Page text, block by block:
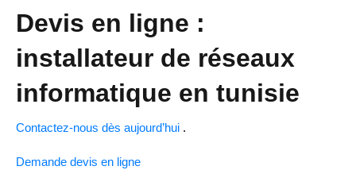
Devis en ligne :
installateur de réseaux
informatique en tunisie
Contactez-nous dès aujourd’hui .
Demande devis en ligne